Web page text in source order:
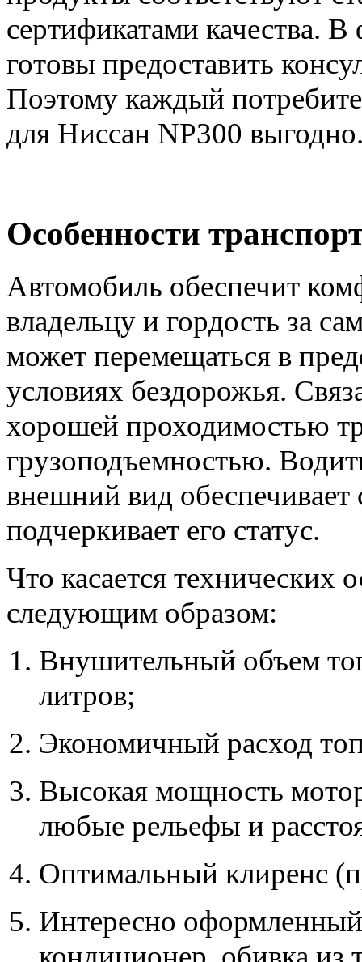
сертификатами качества.
готовы предоставить
Поэтому каждый
для Ниссан NP300
Особенности
Автомобиль обеспечит
владельцу и гордость за
может перемещаться в
условиях бездорожья.
хорошей проходимостью
грузоподъемностью.
внешний вид обеспечивает
подчеркивает его статус.
Что касается технических
следующим образом:
Внушительный объем
литров;
Экономичный расход
Высокая мощность
любые рельефы и
Оптимальный клиренс
Интересно